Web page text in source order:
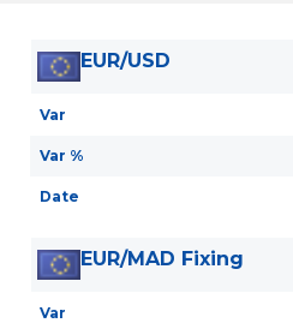
EUR/USD
Var
Var %
Date
EUR/MAD Fixing
Var